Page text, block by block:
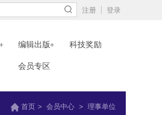
注册 登录
编辑出版 科技奖励
会员专区
首页 > 会员中心 > 理事单位